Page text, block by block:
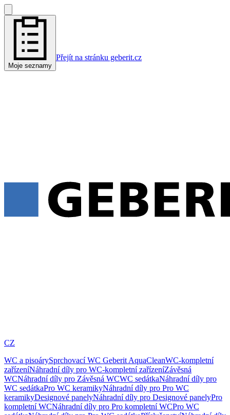
Moje seznamy
Přejít na stránku geberit.cz
CZ
WC a pisoárySprchovací WC Geberit AquaCleanWC-kompletní
zařízeníNáhradní díly pro WC-kompletní zařízeníZávěsná
WCNáhradní díly pro Závěsná WCWC sedátkaNáhradní díly pro
WC sedátkaPro WC keramikyNáhradní díly pro Pro WC
keramikyDesignové panelyNáhradní díly pro Designové panelyPro
kompletní WCNáhradní díly pro Pro kompletní WCPro WC